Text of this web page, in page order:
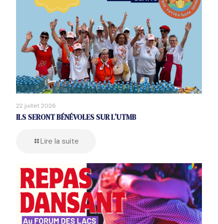
22 juillet 2026
ILS SERONT BÉNÉVOLES SUR L’UTMB
Lire la suite